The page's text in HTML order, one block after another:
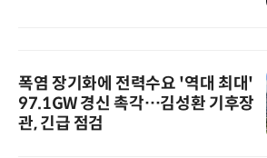
폭염 장기화에 전력수요 '역대 최대'
97.1GW 경신 촉각…김성환 기후장
관, 긴급 점검